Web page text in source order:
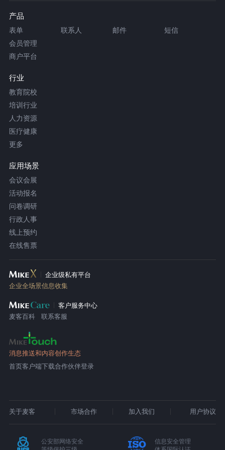
产品
表单 联系人 邮件
短信
会员管理
商户平台
行业
教育院校
培训行业
人力资源
医疗健康
更多
应用场景
会议会展
活动报名
问卷调研
行政人事
线上预约
在线售票
企业级私有平台
企业全场景信息收集
客户服务中心
麦客百科
联系客服
消息推送和内容创作生态
首页客户端下载合作伙伴登录
关于麦客 市场合作 加入我们 用户协议
公安部网络安全
信息安全管理